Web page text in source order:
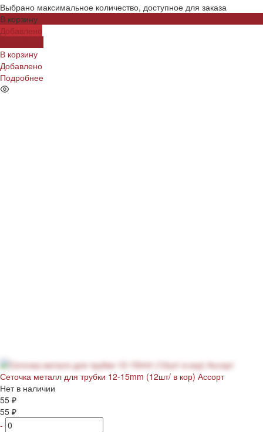
Выбрано максимальное количество, доступное для заказа
В корзину
Добавлено
В корзину
Добавлено
Подробнее
Сеточка металл для трубки 12-15mm (12шт/ в кор) Ассорт
Нет в наличии
55 ₽
55 ₽
-